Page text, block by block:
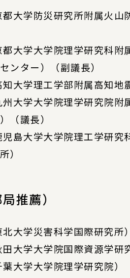
大学防災研究所附属火山
大学大学院理学研究科附
ンター）（副議長）
大学理工学部附属高知地
学大学院理学研究院附
（議長）
島大学大学院理工学研究
）
推薦）
大学災害科学国際研究所
大学大学院国際資源学研
大学大学院理学研究院）